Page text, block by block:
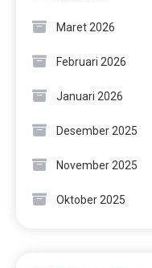
Maret 2026
Februari 2026
Januari 2026
Desember 2025
November 2025
Oktober 2025